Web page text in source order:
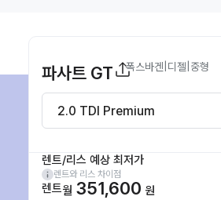
파사트 GT 폭스바겐 디젤 중형
렌트/리스 예상 최저가
렌트와 리스 차이점
렌트월 351,600 원